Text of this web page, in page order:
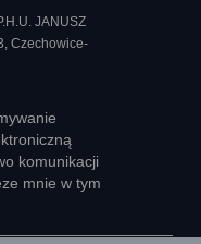
JANUSZ
Czechowice-
komunikacji
mnie w tym